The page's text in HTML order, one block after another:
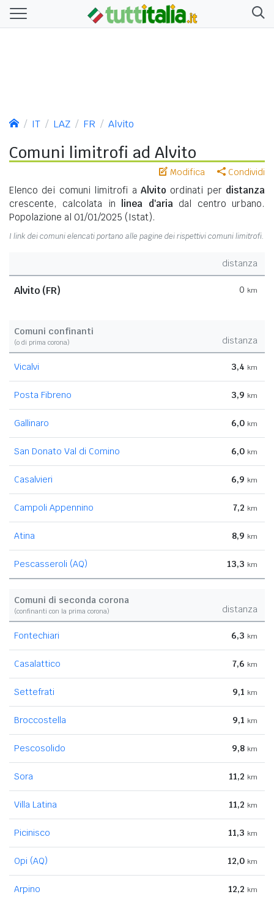
IT LAZ FR Alvito
Comuni limitrofi ad Alvito
Modifica Condividi
Elenco dei comuni limitrofi a Alvito ordinati per distanza
crescente, calcolata in
linea d'aria dal centro urbano.
Popolazione al 01/01/2025 (Istat).
I link dei comuni elencati portano alle pagine dei rispettivi comuni limitrofi.
distanza
Alvito (FR) 0 km
Comuni confinanti
(o di prima corona) distanza
Vicalvi 3,4 km
Posta Fibreno 3,9 km
Gallinaro 6,0 km
San Donato Val di Comino 6,0 km
Casalvieri 6,9 km
Campoli Appennino 7,2 km
Atina 8,9 km
Pescasseroli (AQ) 13,3 km
Comuni di seconda corona
(confinanti con la prima corona) distanza
Fontechiari 6,3 km
Casalattico 7,6 km
Settefrati 9,1 km
Broccostella 9,1 km
Pescosolido 9,8 km
Sora 11,2 km
Villa Latina 11,2 km
Picinisco 11,3 km
Opi (AQ) 12,0 km
Arpino 12,2 km